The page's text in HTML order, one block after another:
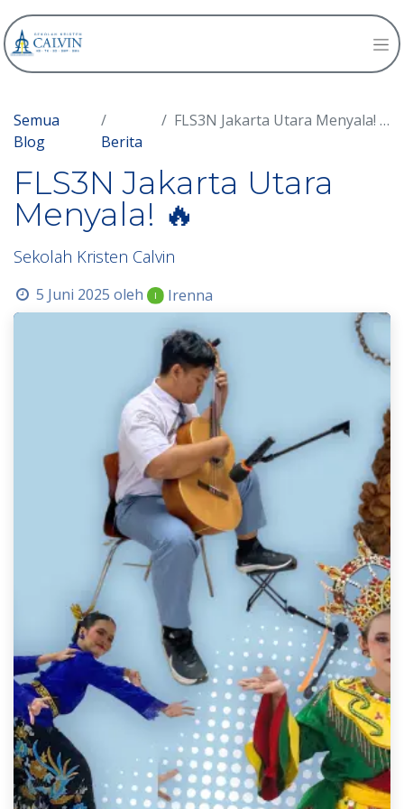
Semua
Blog
Berita
FLS3N Jakarta Utara Menyala! 🔥
FLS3N Jakarta Utara
Menyala! 🔥
Sekolah Kristen Calvin
5 Juni 2025 oleh Irenna